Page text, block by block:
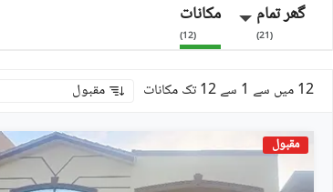
گھر تمام
(
21
)
مکانات
(
12
)
12 میں سے 1 سے 12 تک مکانات مقبول
مقبول